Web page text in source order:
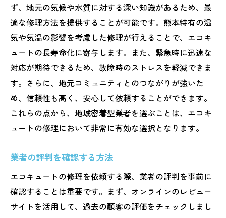
気候対応型修理のメリット
地域特性を活かした修理方法
長期的に見た安心感の提供
24時間対応のエコキュート修理業者で安心を確
保する方法
緊急時に頼れる業者を選ぶコツ
24時間対応のメリットとデメリット
迅速な対応が可能な業者の特徴
地元の口コミを活用する
24時間対応業者の見極め方
プロが教えるエコキュート修理の知られざるテ
クニックとは
ず、地元の気候や水質に対する深い知識があるため、最
適な修理方法を提供することが可能です。熊本特有の湿
気や気温の影響を考慮した修理が行えることで、エコキ
ュートの長寿命化に寄与します。また、緊急時に迅速な
対応が期待できるため、故障時のストレスを軽減できま
す。さらに、地元コミュニティとのつながりが強いた
め、信頼性も高く、安心して依頼することができます。
これらの点から、地域密着型業者を選ぶことは、エコキ
ュートの修理において非常に有効な選択となります。
業者の評判を確認する方法
エコキュートの修理を依頼する際、業者の評判を事前に
確認することは重要です。まず、オンラインのレビュー
サイトを活用して、過去の顧客の評価をチェックしまし